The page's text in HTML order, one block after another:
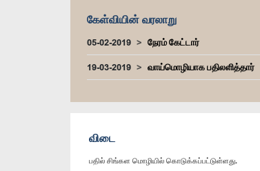
கேள்வியின் வரலாறு
05-02-2019
நேரம் கேட்டார்
19-03-2019
வாய்மொழியாக பதிலளித்தார்
விடை
பதில் சிங்கள மொழியில் கொடுக்கப்பட்டுள்ளது.